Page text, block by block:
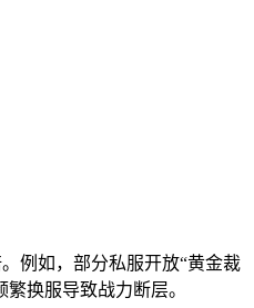
例如，部分私服开放“黄金裁
换服导致战力断层。